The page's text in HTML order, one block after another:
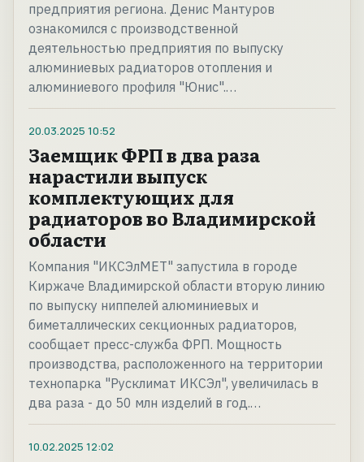
предприятия региона. Денис Мантуров
ознакомился с производственной
деятельностью предприятия по выпуску
алюминиевых радиаторов отопления и
алюминиевого профиля "Юнис".…
20.03.2025 10:52
Заемщик ФРП в два раза
нарастили выпуск
комплектующих для
радиаторов во Владимирской
области
Компания "ИКСЭлМЕТ" запустила в городе
Киржаче Владимирской области вторую линию
по выпуску ниппелей алюминиевых и
биметаллических секционных радиаторов,
сообщает пресс-служба ФРП. Мощность
производства, расположенного на территории
технопарка "Русклимат ИКСЭл", увеличилась в
два раза - до 50 млн изделий в год.…
10.02.2025 12:02